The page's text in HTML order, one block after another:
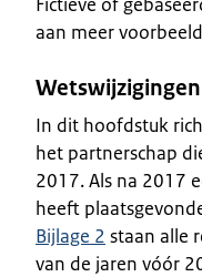
aan meer
In dit hoofdstuk
het partnerschap
2017. Als na 2017
heeft
Bijlage 2 staan alle
van de jaren vóór